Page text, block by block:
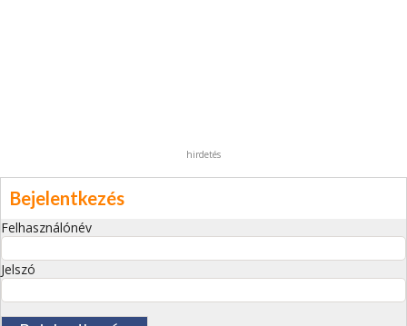
hirdetés
Bejelentkezés
Felhasználónév
Jelszó